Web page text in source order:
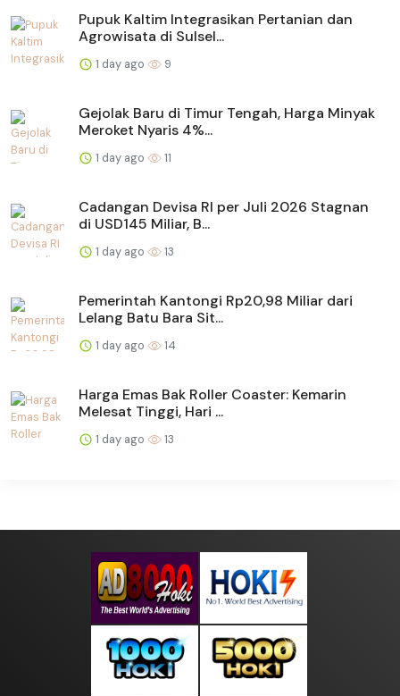
Pupuk Kaltim Integrasikan Pertanian dan
Agrowisata di Sulsel...
1 day ago 9
Gejolak Baru di Timur Tengah, Harga Minyak
Meroket Nyaris 4%...
1 day ago 11
Cadangan Devisa RI per Juli 2026 Stagnan
di USD145 Miliar, B...
1 day ago 13
Pemerintah Kantongi Rp20,98 Miliar dari
Lelang Batu Bara Sit...
1 day ago 14
Harga Emas Bak Roller Coaster: Kemarin
Melesat Tinggi, Hari ...
1 day ago 13